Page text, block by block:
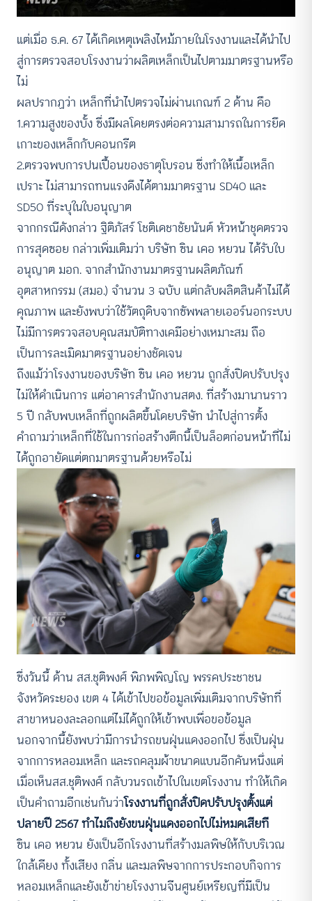
แต่เมื่อ ธ.ค. 67 ได้เกิดเหตุเพลิงไหม้ภายในโรงงานและได้นำไป
สู่การตรวจสอบโรงงานว่าผลิตเหล็กเป็นไปตามมาตรฐานหรือ
ไม่
ผลปรากฏว่า เหล็กที่นำไปตรวจไม่ผ่านเกณฑ์ 2 ด้าน คือ
1.ความสูงของบั้ง ซึ่งมีผลโดยตรงต่อความสามารถในการยึด
เกาะของเหล็กกับคอนกรีต
2.ตรวจพบการปนเปื้อนของธาตุโบรอน ซึ่งทำให้เนื้อเหล็ก
เปราะ ไม่สามารถทนแรงดึงได้ตามมาตรฐาน SD40 และ
SD50 ที่ระบุในใบอนุญาต
จากกรณีดังกล่าว ฐิติภัสร์ โชติเดชาชัยนันต์ หัวหน้าชุดตรวจ
การสุดซอย กล่าวเพิ่มเติมว่า บริษัท ซิน เคอ หยวน ได้รับใบ
อนุญาต มอก. จากสำนักงานมาตรฐานผลิตภัณฑ์
อุตสาหกรรม (สมอ.) จำนวน 3 ฉบับ แต่กลับผลิตสินค้าไม่ได้
คุณภาพ และยังพบว่าใช้วัตถุดิบจากซัพพลายเออร์นอกระบบ
ไม่มีการตรวจสอบคุณสมบัติทางเคมีอย่างเหมาะสม ถือ
เป็นการละเมิดมาตรฐานอย่างชัดเจน
ถึงแม้ว่าโรงงานของบริษัท ซิน เคอ หยวน ถูกสั่งปิดปรับปรุง
ไม่ให้ดำเนินการ แต่อาคารสำนักงานสตง. ที่สร้างมานานราว
5 ปี กลับพบเหล็กที่ถูกผลิตขึ้นโดยบริษัท นำไปสู่การตั้ง
คำถามว่าเหล็กที่ใช้ในการก่อสร้างตึกนี้เป็นล็อตก่อนหน้าที่ไม่
ได้ถูกอายัดแต่ตกมาตรฐานด้วยหรือไม่
ซึ่งวันนี้ ด้าน สส.ชุติพงศ์ พิภพพิญโญ พรรคประชาชน
จังหวัดระยอง เขต 4 ได้เข้าไปขอข้อมูลเพิ่มเติมจากบริษัทที่
สาขาหนองละลอกแต่ไม่ได้ถูกให้เข้าพบเพื่อขอข้อมูล
นอกจากนี้ยังพบว่ามีการนำรถขนฝุ่นแดงออกไป ซึ่งเป็นฝุ่น
จากการหลอมเหล็ก และรถคลุมผ้าขนาดแบนอีกคันหนึ่งแต่
เมื่อเห็นสส.ชุติพงศ์ กลับวนรถเข้าไปในเขตโรงงาน ทำให้เกิด
เป็นคำถามอีกเช่นกันว่าโรงงานที่ถูกสั่งปิดปรับปรุงตั้งแต่
ปลายปี 2567 ทำไมถึงยังขนฝุ่นแดงออกไปไม่หมดเสียที
ซิน เคอ หยวน ยังเป็นอีกโรงงานที่สร้างมลพิษให้กับบริเวณ
ใกล้เคียง ทั้งเสียง กลิ่น และมลพิษจากการประกอบกิจการ
หลอมเหล็กและยังเข้าข่ายโรงงานจีนศูนย์เหรียญที่มีเป็น